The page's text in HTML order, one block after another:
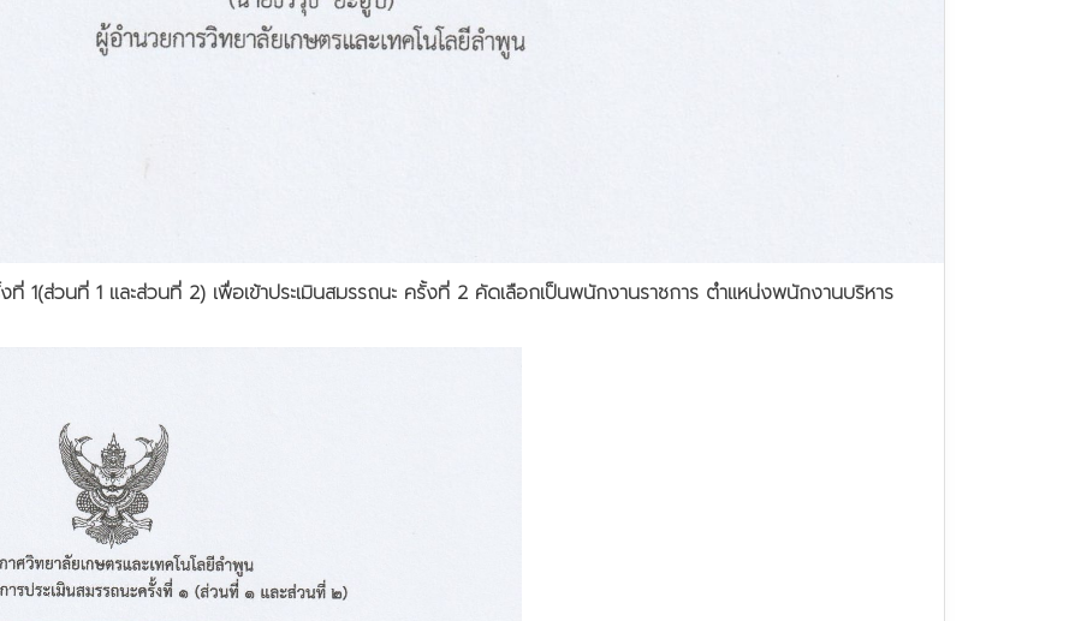
ที่ 1(ส่วนที่ 1 และส่วนที่ 2) เพื่อเข้าประเมินสมรรถนะ ครั้งที่ 2 คัดเลือกเป็นพนักงานราชการ ตำแหน่งพนักงานบริหาร